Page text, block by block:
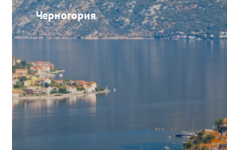
Черногория